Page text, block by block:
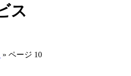
ス
» ページ 10